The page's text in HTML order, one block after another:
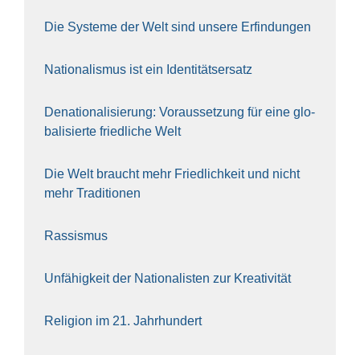
Die Sys­te­me der Welt sind unse­re Erfin­dun­gen
Natio­na­lis­mus ist ein Iden­ti­täts­er­satz
Dena­tio­na­li­sie­rung: Vor­aus­set­zung für eine glo­
ba­li­sier­te fried­li­che Welt
Die Welt braucht mehr Fried­lich­keit und nicht
mehr Tra­di­tio­nen
Ras­sis­mus
Unfä­hig­keit der Natio­na­lis­ten zur Krea­ti­vi­tät
Reli­gi­on im 21. Jahr­hun­dert